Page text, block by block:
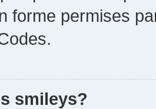
forme permises
smileys?